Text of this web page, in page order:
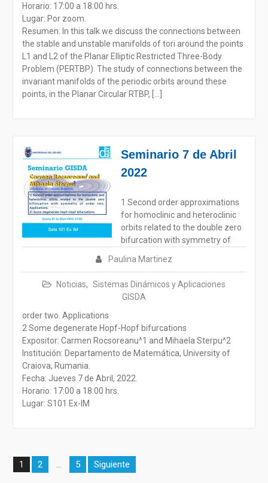
Horario: 17:00 a 18:00 hrs.
Lugar: Por zoom.
Resumen: In this talk we discuss the connections between
the stable and unstable manifolds of tori around the points
L1 and L2 of the Planar Elliptic Restricted Three-Body
Problem (PERTBP). The study of connections between the
invariant manifolds of the periodic orbits around these
points, in the Planar Circular RTBP, […]
Seminario 7 de Abril
2022
Paulina Martinez
Noticias, Sistemas Dinámicos y Aplicaciones
GISDA
1 Second order approximations
for homoclinic and heteroclinic
orbits related to the double zero
bifurcation with symmetry of
order two. Applications
2 Some degenerate Hopf-Hopf bifurcations
Expositor: Carmen Rocsoreanu^1 and Mihaela Sterpu^2
Institución: Departamento de Matemática, University of
Craiova, Rumania.
Fecha: Jueves 7 de Abril, 2022.
Horario: 17:00 a 18:00 hrs.
Lugar: S101 Ex-IM
Paginación
de
1 2 5 Siguiente